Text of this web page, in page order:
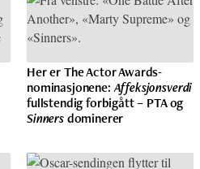
Her er The Actor Awards-
nominasjonene:Affeksjonsverdi
fullstendig forbigått – PTA og
Sinnersdominerer